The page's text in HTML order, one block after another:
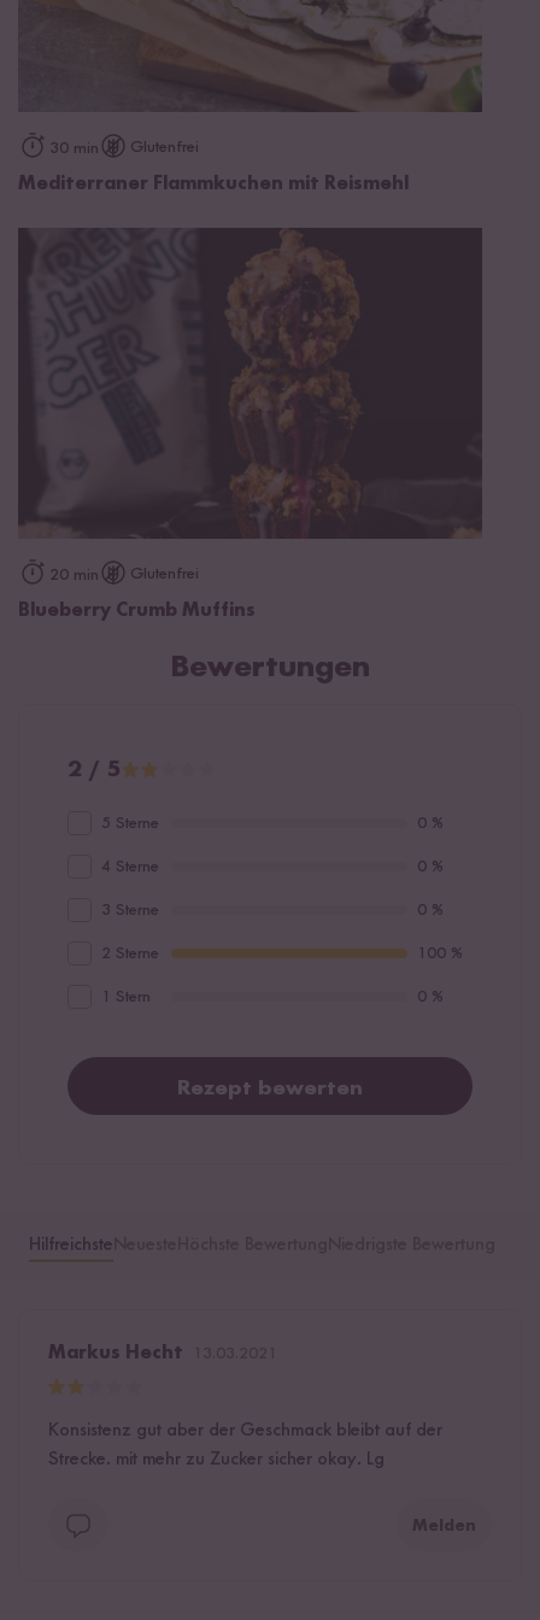
30 min Glutenfrei
Mediterraner Flammkuchen mit Reismehl
20 min Glutenfrei
Blueberry Crumb Muffins
Bewertungen
2 / 5
5 Sterne 0 %
4 Sterne 0 %
3 Sterne 0 %
2 Sterne 100 %
1 Stern 0 %
Rezept bewerten
Hilfreichste
Markus Hecht
Konsistenz gut aber der Geschmack bleibt auf der
Strecke. mit mehr zu Zucker sicher okay. Lg
Melden